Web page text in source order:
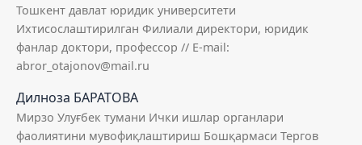
Тошкент давлат юридик университети
Ихтисослаштирилган Филиали директори, юридик
фанлар доктори, профессор // E-mail:
abror_otajonov@mail.ru
Дилноза БАРАТОВА
Мирзо Улуғбек тумани Ички ишлар органлари
фаолиятини мувофиқлаштириш Бошқармаси Тергов